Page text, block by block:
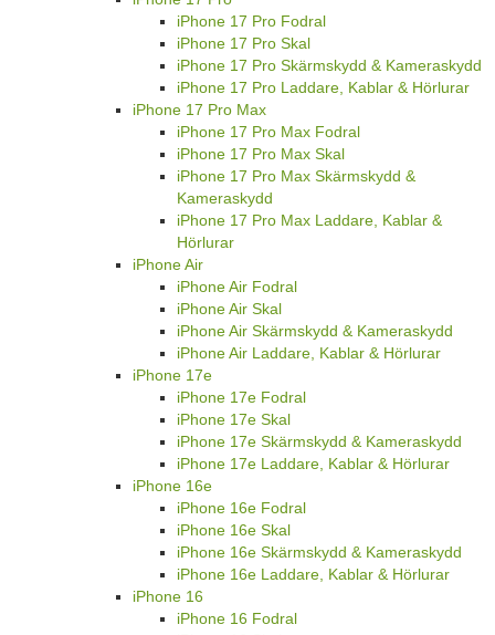
iPhone 17 Pro Fodral
iPhone 17 Pro Skal
iPhone 17 Pro Skärmskydd & Kameraskydd
iPhone 17 Pro Laddare, Kablar & Hörlurar
iPhone 17 Pro Max
iPhone 17 Pro Max Fodral
iPhone 17 Pro Max Skal
iPhone 17 Pro Max Skärmskydd &
Kameraskydd
iPhone 17 Pro Max Laddare, Kablar &
Hörlurar
iPhone Air
iPhone Air Fodral
iPhone Air Skal
iPhone Air Skärmskydd & Kameraskydd
iPhone Air Laddare, Kablar & Hörlurar
iPhone 17e
iPhone 17e Fodral
iPhone 17e Skal
iPhone 17e Skärmskydd & Kameraskydd
iPhone 17e Laddare, Kablar & Hörlurar
iPhone 16e
iPhone 16e Fodral
iPhone 16e Skal
iPhone 16e Skärmskydd & Kameraskydd
iPhone 16e Laddare, Kablar & Hörlurar
iPhone 16
iPhone 16 Fodral